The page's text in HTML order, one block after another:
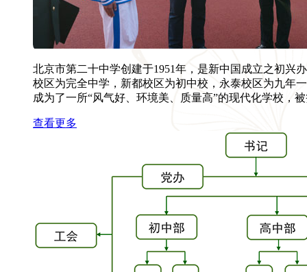
北京市第二十中学创建于1951年，是新中国成立之初兴
校区为完全中学，新都校区为初中校，永泰校区为九年
成为了一所“风气好、环境美、质量高”的现代化学校，
查看更多